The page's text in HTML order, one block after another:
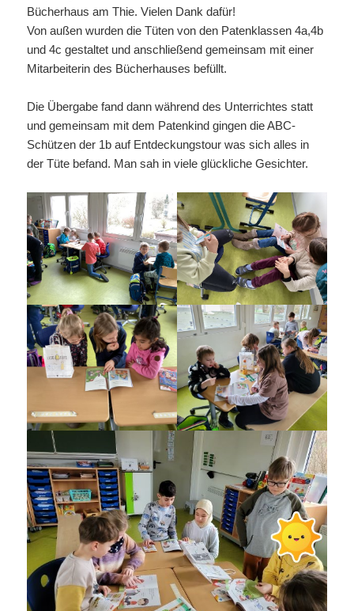
Bücherhaus am Thie. Vielen Dank dafür!
Von außen wurden die Tüten von den Patenklassen 4a,4b
und 4c gestaltet und anschließend gemeinsam mit einer
Mitarbeiterin des Bücherhauses befüllt.
Die Übergabe fand dann während des Unterrichtes statt
und gemeinsam mit dem Patenkind gingen die ABC-
Schützen der 1b auf Entdeckungstour was sich alles in
der Tüte befand. Man sah in viele glückliche Gesichter.